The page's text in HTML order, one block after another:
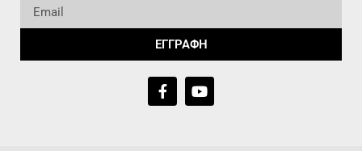
ΕΓΓΡΑΦΗ